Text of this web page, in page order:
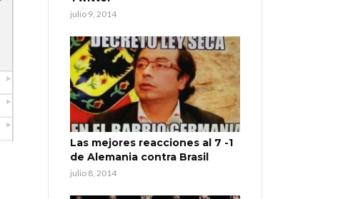
julio 9, 2014
Las mejores reacciones al 7 -1
de Alemania contra Brasil
julio 8, 2014